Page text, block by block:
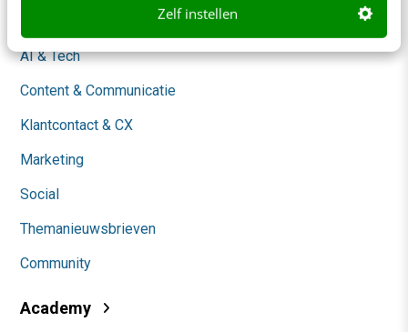
Zelf instellen
AI & Tech
Content & Communicatie
Klantcontact & CX
Marketing
Social
Themanieuwsbrieven
Community
Academy